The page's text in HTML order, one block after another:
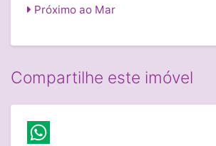
Próximo ao Mar
Compartilhe este imóvel